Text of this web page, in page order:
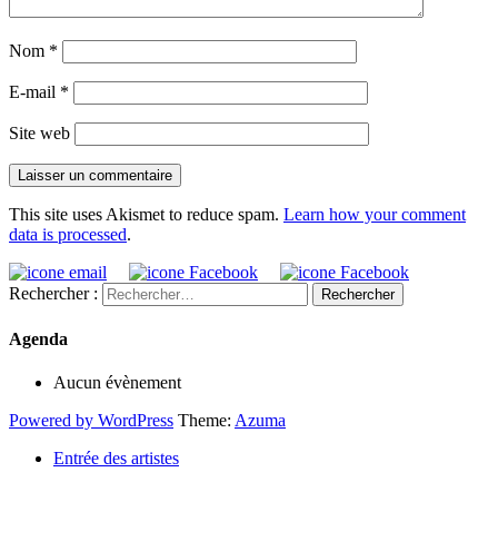
Nom *
E-mail *
Site web
This site uses Akismet to reduce spam. Learn how your comment
data is processed.
Rechercher :
Agenda
Aucun évènement
Powered by WordPress Theme: Azuma
Entrée des artistes